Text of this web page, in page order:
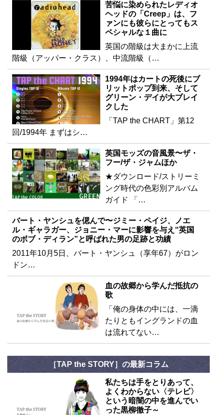
苦悩に染められたレディオ
ヘッドの「Creep」は、フ
ァンにも彼らにとってもス
ペシャルな１曲に
英国の階級は大まかに上流
階級（アッパー・クラス）、中流階級（…
1994年はカートの死後にブ
リットポップ到来、そして
グリーン・デイが大ブレイ
クした
「TAP the CHART」第12
回/1994年 まずはシ…
英国モッズの音風景〜ザ・
フー/ザ・ジャムほか
★ダウンロード/ストリーミ
ング時代の色彩別アルバム
ガイド 「…
バート・ヤンシュを偲んで〜ジミー・ペイジ、ノエ
ル・ギャラガー、ジョニー・マーに影響を与え“英国
のボブ・ディラン”と呼ばれた男の足跡と功績
2011年10月5日、バート・ヤンシュ（享年67）がロン
ドン…
血の故郷から学んだ抵抗の
歌
「俺の身体の中には、一滴
たりともイングランドの血
は流れてない…
［TAP the STORY］の最新コラム
私たちは手をとりあって、
よくわからない〈テレビ〉
という暗闇の中を進んでい
った黒柳徹子～